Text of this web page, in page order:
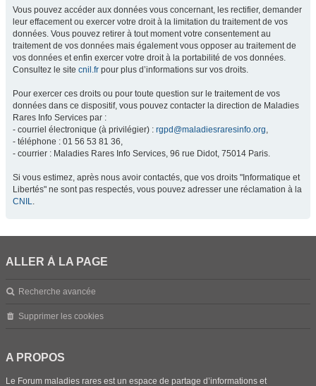
Vous pouvez accéder aux données vous concernant, les rectifier, demander
leur effacement ou exercer votre droit à la limitation du traitement de vos
données. Vous pouvez retirer à tout moment votre consentement au
traitement de vos données mais également vous opposer au traitement de
vos données et enfin exercer votre droit à la portabilité de vos données.
Consultez le site cnil.fr pour plus d’informations sur vos droits.
Pour exercer ces droits ou pour toute question sur le traitement de vos
données dans ce dispositif, vous pouvez contacter la direction de Maladies
Rares Info Services par :
- courriel électronique (à privilégier) : rgpd@maladiesraresinfo.org,
- téléphone : 01 56 53 81 36,
- courrier : Maladies Rares Info Services, 96 rue Didot, 75014 Paris.
Si vous estimez, après nous avoir contactés, que vos droits "Informatique et
Libertés" ne sont pas respectés, vous pouvez adresser une réclamation à la
CNIL.
ALLER À LA PAGE
Recherche avancée
Supprimer les cookies
A PROPOS
Le Forum maladies rares est un espace de partage d’informations et